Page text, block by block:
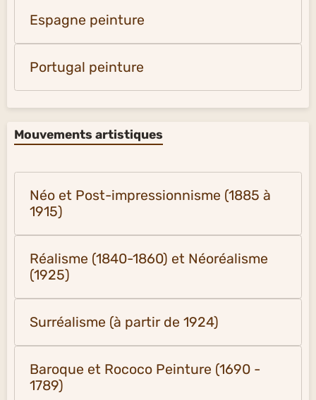
Espagne peinture
Portugal peinture
Mouvements artistiques
Néo et Post-impressionnisme (1885 à
1915)
Réalisme (1840-1860) et Néoréalisme
(1925)
Surréalisme (à partir de 1924)
Baroque et Rococo Peinture (1690 -
1789)